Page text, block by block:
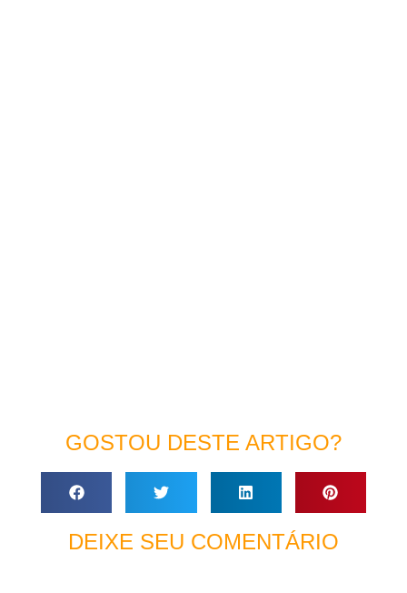
GOSTOU DESTE ARTIGO?
DEIXE SEU COMENTÁRIO